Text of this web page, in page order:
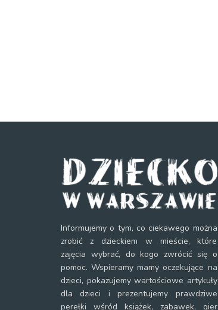
Informujemy o tym, co ciekawego można
zrobić z dzieckiem w mieście, które
zajęcia wybrać, do kogo zwrócić się o
pomoc. Wspieramy mamy oczekujące na
dzieci, pokazujemy wartościowe artykuły
dla dzieci i prezentujemy prawdziwe
perełki wśród książek, zabawek, gier